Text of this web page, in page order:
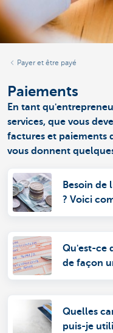
Payer et être payé
Paiements
En tant
services, que vous
factures et paiements
vous donnent
Besoin de
? Voici
Qu'est-ce
de façon
Quelles
puis-je